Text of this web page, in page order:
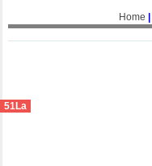
Home
51La